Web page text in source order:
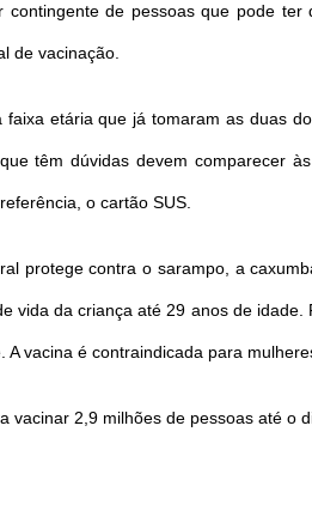
contingente de pessoas que pode
de vacinação.
faixa etária que já tomaram as duas
têm dúvidas devem comparecer
o cartão SUS.
protege contra o sarampo, a
vida da criança até 29 anos de
A vacina é contraindicada para
vacinar 2,9 milhões de pessoas até o